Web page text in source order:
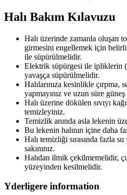
Halı Bakım Kılavuzu
Halı üzerinde zamanla oluşan
girmesini engellemek için
ile süpürülmelidir.
Elektrik süpürgesi ile ipliklerin
yavaşça süpürülmelidir.
Halılarınıza kesinlikle çırpma,
yapmayınız ve uzun süre güneş
Halı üzerine dökülen sıvıyı
temizleyiniz.
Temizlik anında asla lekenin
Bu lekenin halının içine daha
Halı temizliği sırasında fazla
sakınınız.
Halıdan ilmik çekilmemelidir,
yüzeyinden kesilmelidir.
Yderligere information